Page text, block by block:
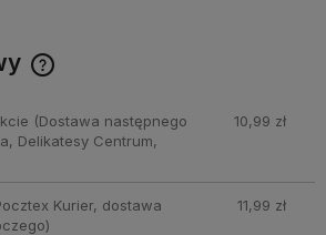
(Dostawa następnego
Delikatesy Centrum,
10,99 zł
Kurier, dostawa
11,99 zł